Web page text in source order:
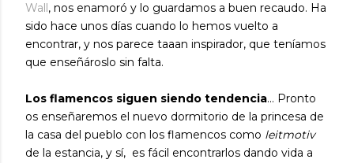
Wall , nos enamoró y lo guardamos a buen recaudo. Ha
sido hace unos días cuando lo hemos vuelto a
encontrar, y nos parece taaan inspirador, que teníamos
que enseñároslo sin falta.
Los flamencos siguen siendo tendencia... Pronto
os enseñaremos el nuevo dormitorio de la princesa de
la casa del pueblo con los flamencos como leitmotiv
de la estancia, y sí, es fácil encontrarlos dando vida a